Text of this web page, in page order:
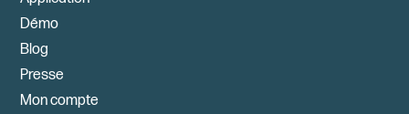
Démo
Blog
Presse
Mon compte